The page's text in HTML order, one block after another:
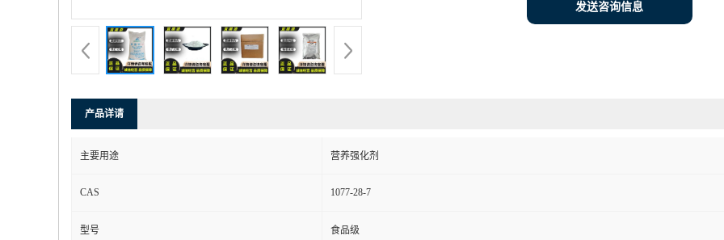
发送咨询信息
产品详请
主要用途 营养强化剂
CAS 1077-28-7
型号 食品级